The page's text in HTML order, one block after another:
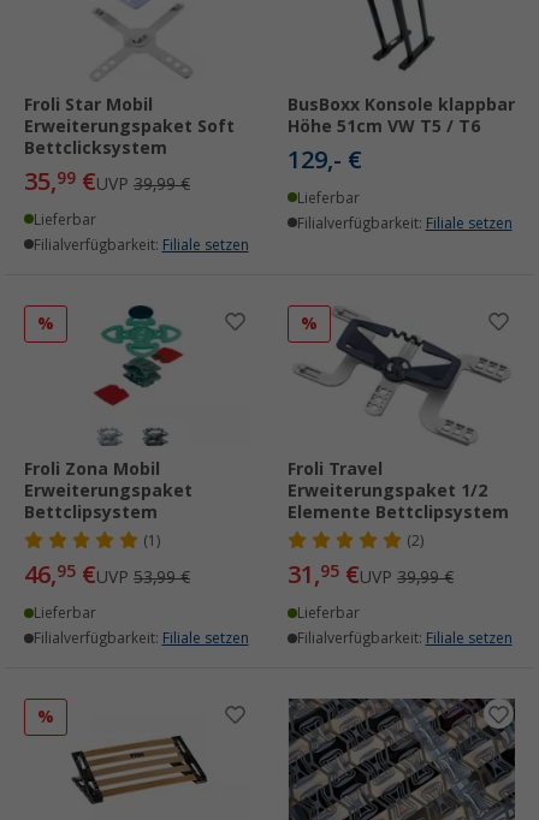
Froli Star Mobil
Erweiterungspaket Soft
Bettclicksystem
35,99 €UVP 39,99 €
Lieferbar
Filialverfügbarkeit: Filiale setzen
BusBoxx Konsole klappbar
Höhe 51cm VW T5 / T6
129,- €
Lieferbar
Filialverfügbarkeit: Filiale setzen
%
Froli Zona Mobil
Erweiterungspaket
Bettclipsystem
(1)
46,95 €UVP 53,99 €
Lieferbar
Filialverfügbarkeit: Filiale setzen
%
Froli Travel
Erweiterungspaket 1/2
Elemente Bettclipsystem
(2)
31,95 €UVP 39,99 €
Lieferbar
Filialverfügbarkeit: Filiale setzen
%